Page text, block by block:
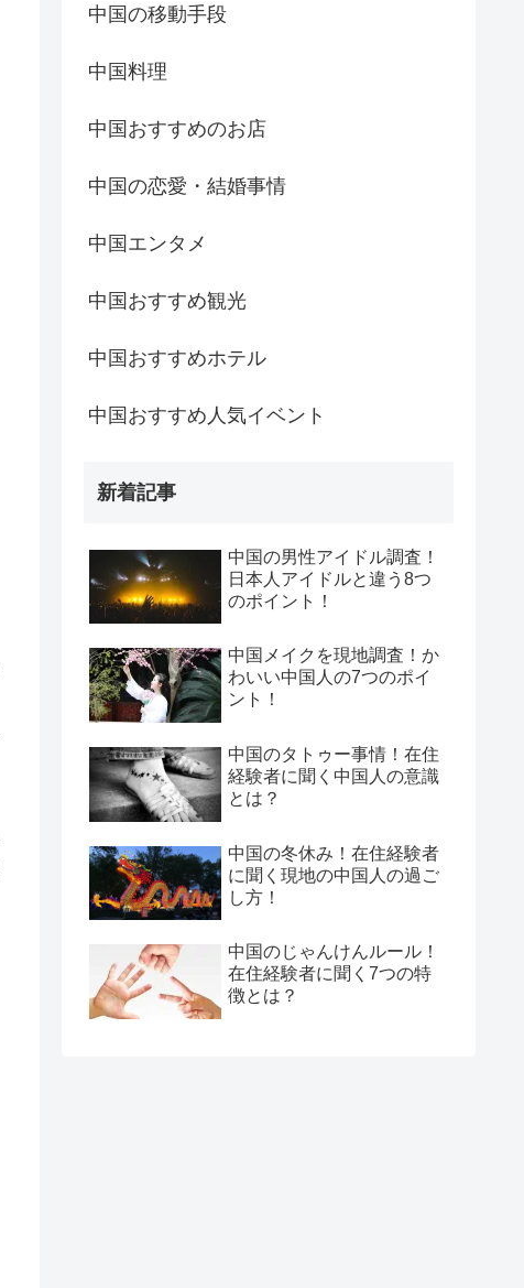
中国の移動手段
中国料理
中国おすすめのお店
中国の恋愛・結婚事情
中国エンタメ
中国おすすめ観光
中国おすすめホテル
中国おすすめ人気イベント
新着記事
中国の男性アイドル調査！
日本人アイドルと違う8つ
のポイント！
中国メイクを現地調査！か
わいい中国人の7つのポイ
ント！
中国のタトゥー事情！在住
経験者に聞く中国人の意識
とは？
中国の冬休み！在住経験者
に聞く現地の中国人の過ご
し方！
中国のじゃんけんルール！
在住経験者に聞く7つの特
徴とは？